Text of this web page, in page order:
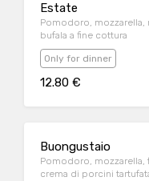
Estate
Pomodoro,
bufala a fine cottura
Only for dinner
12.80 €
Buongustaio
Pomodoro,
crema di porcini